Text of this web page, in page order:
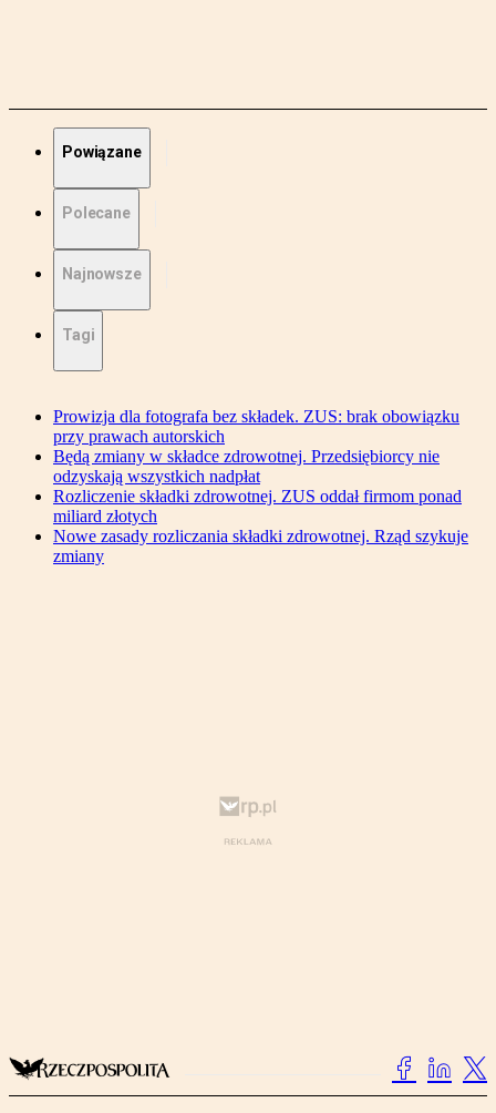
Powiązane
Polecane
Najnowsze
Tagi
Prowizja dla fotografa bez składek. ZUS: brak obowiązku
przy prawach autorskich
Będą zmiany w składce zdrowotnej. Przedsiębiorcy nie
odzyskają wszystkich nadpłat
Rozliczenie składki zdrowotnej. ZUS oddał firmom ponad
miliard złotych
Nowe zasady rozliczania składki zdrowotnej. Rząd szykuje
zmiany